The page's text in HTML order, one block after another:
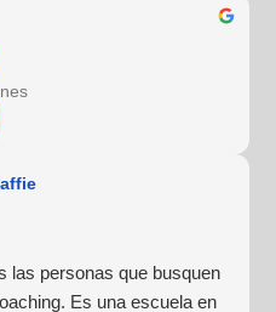
las personas que busquen
Es una escuela en